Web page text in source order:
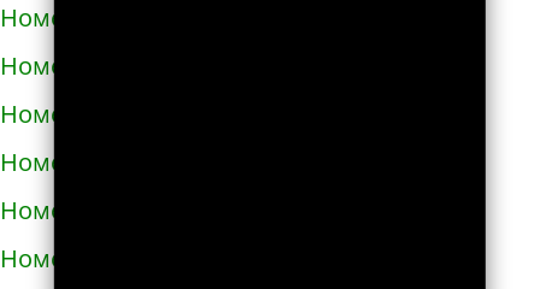
Номера телефонов такси в Подольске
Номера телефонов такси в Покрове
Номера телефонов такси в Пологах
Номера телефонов такси в Полонном
Номера телефонов такси в Полтаве
Номера телефонов такси в Прилуках